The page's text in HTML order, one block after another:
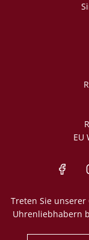
EU
Treten Sie
Uhrenliebhabern